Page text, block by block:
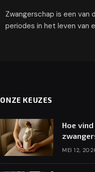
Zwangerschap is een van
periodes in het leven van
ONZE KEUZES
Hoe
MEI 12,